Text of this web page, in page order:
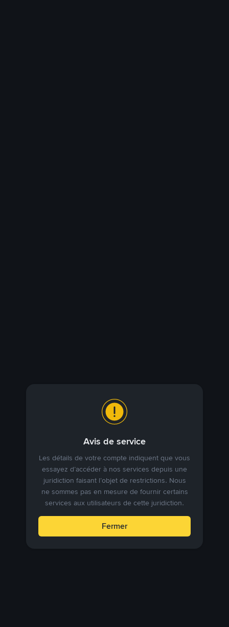
Avis de service
Les détails de votre compte indiquent que vous
essayez d’accéder à nos services depuis une
juridiction faisant l’objet de restrictions. Nous
ne sommes pas en mesure de fournir certains
services aux utilisateurs de cette juridiction.
Fermer